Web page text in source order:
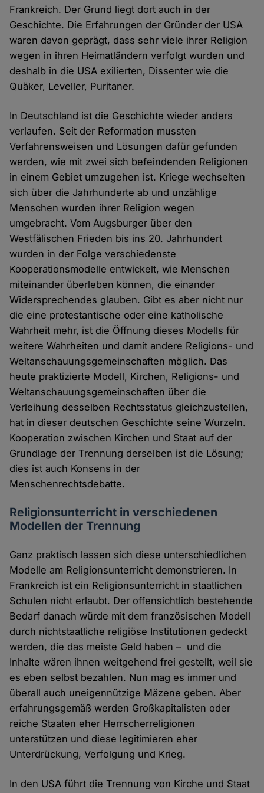
Frankreich. Der Grund liegt dort auch in der
Geschichte. Die Erfahrungen der Gründer der USA
waren davon geprägt, dass sehr viele ihrer Religion
wegen in ihren Heimatländern verfolgt wurden und
deshalb in die USA exilierten, Dissenter wie die
Quäker, Leveller, Puritaner.
In Deutschland ist die Geschichte wieder anders
verlaufen. Seit der Reformation mussten
Verfahrensweisen und Lösungen dafür gefunden
werden, wie mit zwei sich befeindenden Religionen
in einem Gebiet umzugehen ist. Kriege wechselten
sich über die Jahrhunderte ab und unzählige
Menschen wurden ihrer Religion wegen
umgebracht. Vom Augsburger über den
Westfälischen Frieden bis ins 20. Jahrhundert
wurden in der Folge verschiedenste
Kooperationsmodelle entwickelt, wie Menschen
miteinander überleben können, die einander
Widersprechendes glauben. Gibt es aber nicht nur
die eine protestantische oder eine katholische
Wahrheit mehr, ist die Öffnung dieses Modells für
weitere Wahrheiten und damit andere Religions- und
Weltanschauungsgemeinschaften möglich. Das
heute praktizierte Modell, Kirchen, Religions- und
Weltanschauungsgemeinschaften über die
Verleihung desselben Rechtsstatus gleichzustellen,
hat in dieser deutschen Geschichte seine Wurzeln.
Kooperation zwischen Kirchen und Staat auf der
Grundlage der Trennung derselben ist die Lösung;
dies ist auch Konsens in der
Menschenrechtsdebatte.
Religionsunterricht in verschiedenen
Modellen der Trennung
Ganz praktisch lassen sich diese unterschiedlichen
Modelle am Religionsunterricht demonstrieren. In
Frankreich ist ein Religionsunterricht in staatlichen
Schulen nicht erlaubt. Der offensichtlich bestehende
Bedarf danach würde mit dem französischen Modell
durch nichtstaatliche religiöse Institutionen gedeckt
werden, die das meiste Geld haben – und die
Inhalte wären ihnen weitgehend frei gestellt, weil sie
es eben selbst bezahlen. Nun mag es immer und
überall auch uneigennützige Mäzene geben. Aber
erfahrungsgemäß werden Großkapitalisten oder
reiche Staaten eher Herrscherreligionen
unterstützen und diese legitimieren eher
Unterdrückung, Verfolgung und Krieg.
In den USA führt die Trennung von Kirche und Staat